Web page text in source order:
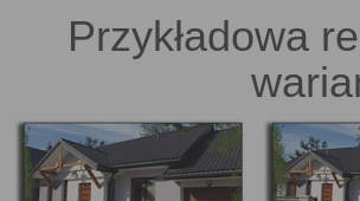
Przykładowa